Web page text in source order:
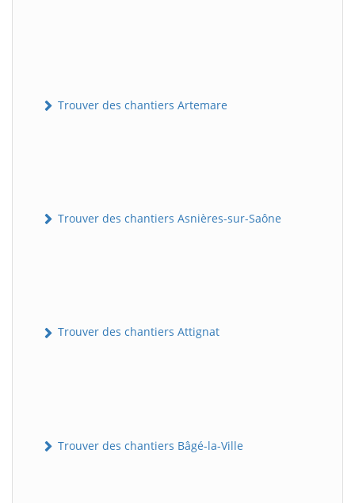
Trouver des chantiers Artemare
Trouver des chantiers Asnières-sur-Saône
Trouver des chantiers Attignat
Trouver des chantiers Bâgé-la-Ville